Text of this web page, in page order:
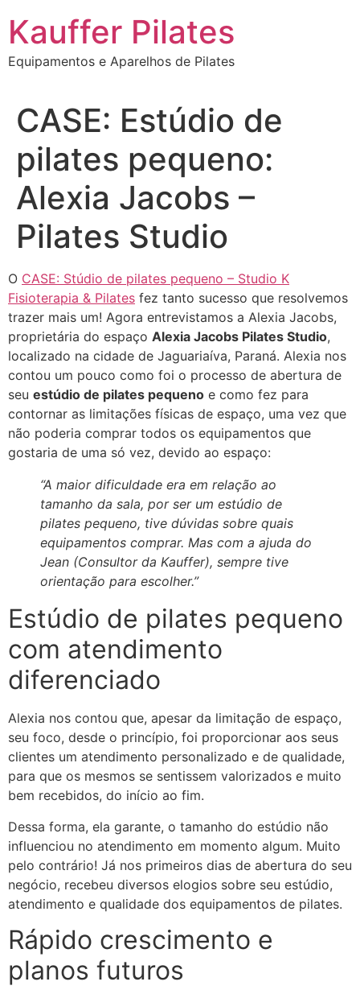
para
conteúdo
Kauffer Pilates
Equipamentos e Aparelhos de Pilates
CASE: Estúdio de
pilates pequeno:
Alexia Jacobs –
Pilates Studio
O CASE: Stúdio de pilates pequeno – Studio K
Fisioterapia & Pilates fez tanto sucesso que resolvemos
trazer mais um! Agora entrevistamos a Alexia Jacobs,
proprietária do espaço Alexia Jacobs Pilates Studio,
localizado na cidade de Jaguariaíva, Paraná. Alexia nos
contou um pouco como foi o processo de abertura de
seu estúdio de pilates pequeno e como fez para
contornar as limitações físicas de espaço, uma vez que
não poderia comprar todos os equipamentos que
gostaria de uma só vez, devido ao espaço:
“A maior dificuldade era em relação ao
tamanho da sala, por ser um estúdio de
pilates pequeno, tive dúvidas sobre quais
equipamentos comprar. Mas com a ajuda do
Jean (Consultor da Kauffer), sempre tive
orientação para escolher.”
Estúdio de pilates pequeno
com atendimento
diferenciado
Alexia nos contou que, apesar da limitação de espaço,
seu foco, desde o princípio, foi proporcionar aos seus
clientes um atendimento personalizado e de qualidade,
para que os mesmos se sentissem valorizados e muito
bem recebidos, do início ao fim.
Dessa forma, ela garante, o tamanho do estúdio não
influenciou no atendimento em momento algum. Muito
pelo contrário! Já nos primeiros dias de abertura do seu
negócio, recebeu diversos elogios sobre seu estúdio,
atendimento e qualidade dos equipamentos de pilates.
Rápido crescimento e
planos futuros